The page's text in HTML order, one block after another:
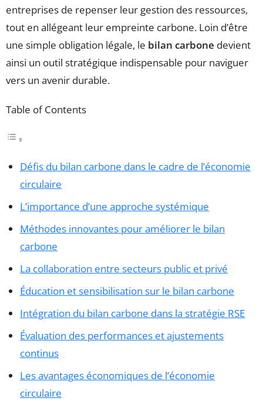
entreprises de repenser leur gestion des ressources,
tout en allégeant leur empreinte carbone. Loin d’être
une simple obligation légale, le bilan carbone devient
ainsi un outil stratégique indispensable pour naviguer
vers un avenir durable.
Table of Contents
Défis du bilan carbone dans le cadre de l’économie
circulaire
L’importance d’une approche systémique
Méthodes innovantes pour améliorer le bilan
carbone
La collaboration entre secteurs public et privé
Éducation et sensibilisation sur le bilan carbone
Intégration du bilan carbone dans la stratégie RSE
Évaluation des performances et ajustements
continus
Les avantages économiques de l’économie
circulaire